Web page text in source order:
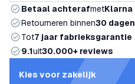
Betaal achterafmetKlarna
Retourneren binnen30 dagen
Tot7 jaar fabrieksgarantie
9.1uit30.000+ reviews
Kies voor zakelijk